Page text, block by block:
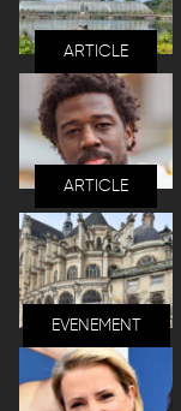
ARTICLE
ARTICLE
EVENEMENT